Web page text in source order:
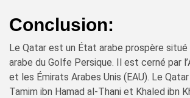
Conclusion:
Le Qatar est un État arabe prospère situé
arabe du Golfe Persique. Il est cerné par
et les Émirats Arabes Unis (EAU). Le
Tamim ibn Hamad al-Thani et Khaled ibn